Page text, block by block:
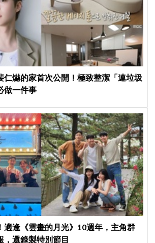
仁爀的家首次公開！極致整潔「連垃圾
做一件事
適逢《雲畫的月光》10週年，主角群
，還錄製特別節目